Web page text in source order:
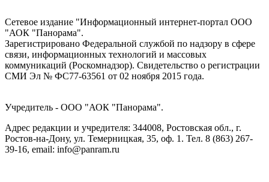
Сетевое издание "Информационный интернет-портал ООО
"АОК "Панорама".
Зарегистрировано Федеральной службой по надзору в сфере
связи, информационных технологий и массовых
коммуникаций (Роскомнадзор). Cвидетельство о регистрации
СМИ Эл № ФС77-63561 от 02 ноября 2015 года.
Учредитель - ООО "АОК "Панорама".
Адрес редакции и учредителя: 344008, Ростовская обл., г.
Ростов-на-Дону, ул. Темерницкая, 35, оф. 1. Тел. 8 (863) 267-
39-16, email: info@panram.ru